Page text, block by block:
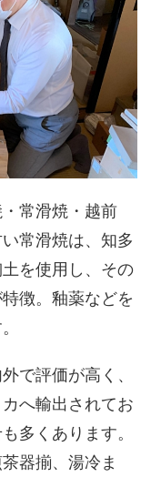
常滑焼・越前
常滑焼は、知多
を使用し、その
徴。釉薬などを
で評価が高く、
へ輸出されてお
多くあります。
器揃、湯冷ま